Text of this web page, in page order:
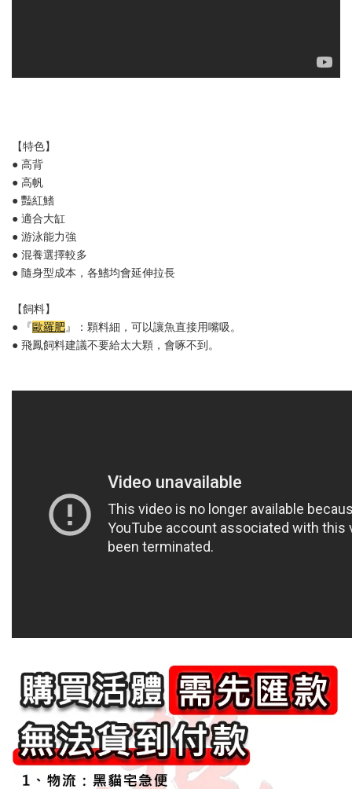
【特色】
● 高背
● 高帆
● 豔紅鰭
● 適合大缸
● 游泳能力強
● 混養選擇較多
● 隨身型成本，各鰭均會延伸拉長
【飼料】
● 『歐羅肥』：顆料細，可以讓魚直接用嘴吸。